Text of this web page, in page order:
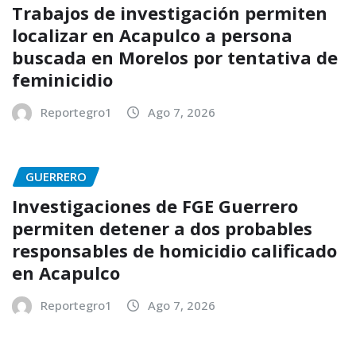
Trabajos de investigación permiten
localizar en Acapulco a persona
buscada en Morelos por tentativa de
feminicidio
Reportegro1 Ago 7, 2026
GUERRERO
Investigaciones de FGE Guerrero
permiten detener a dos probables
responsables de homicidio calificado
en Acapulco
Reportegro1 Ago 7, 2026